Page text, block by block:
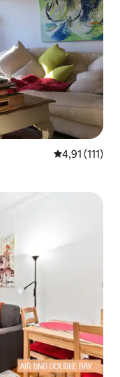
4,91 av 5 i
4,91 (111)